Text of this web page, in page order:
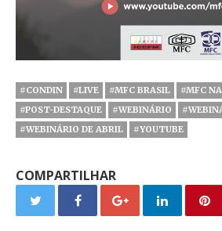
#CONDIN #LIVE #MFC BRASIL
#MFC
#POST-DESTAQUE
#WEBINÁRIO
#WEBINÁRIO DE ABRIL
#YOUTUBE
COMPARTILHAR